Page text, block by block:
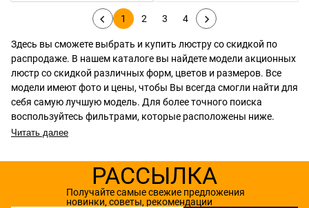
1 2 3 4
Здесь вы сможете выбрать и купить люстру со скидкой по
распродаже. В нашем каталоге вы найдете модели акционных
люстр со скидкой различных форм, цветов и размеров. Все
модели имеют фото и цены, чтобы Вы всегда смогли найти для
себя самую лучшую модель. Для более точного поиска
воспользуйтесь фильтрами, которые расположены ниже.
Читать далее
РАССЫЛКА
Получайте самые свежие предложения
новинки, советы, рекомендации